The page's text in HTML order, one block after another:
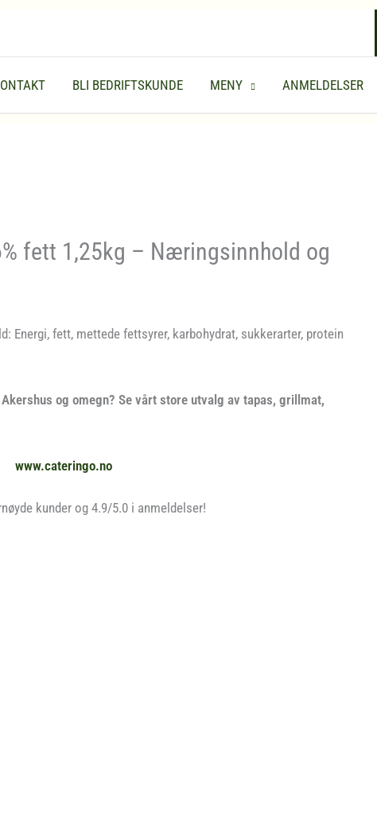
BLI BEDRIFTSKUNDE MENY ANMELDELSER
fett 1,25kg – Næringsinnhold og
Energi, fett, mettede fettsyrer, karbohydrat, sukkerarter, protein
og omegn? Se vårt store utvalg av tapas, grillmat,
www.cateringo.no
kunder og 4.9/5.0 i anmeldelser!